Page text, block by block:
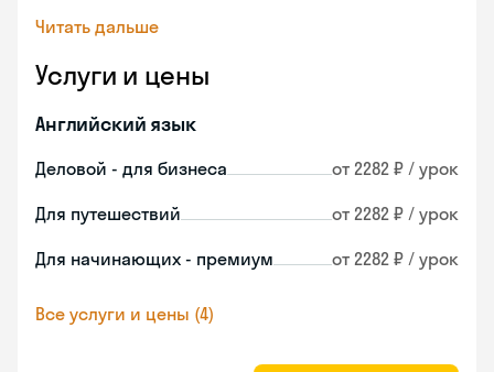
Читать дальше
Услуги и цены
Английский язык
Деловой - для бизнеса от 2282 ₽ / урок
Для путешествий от 2282 ₽ / урок
Для начинающих - премиум от 2282 ₽ / урок
Все услуги и цены (4)